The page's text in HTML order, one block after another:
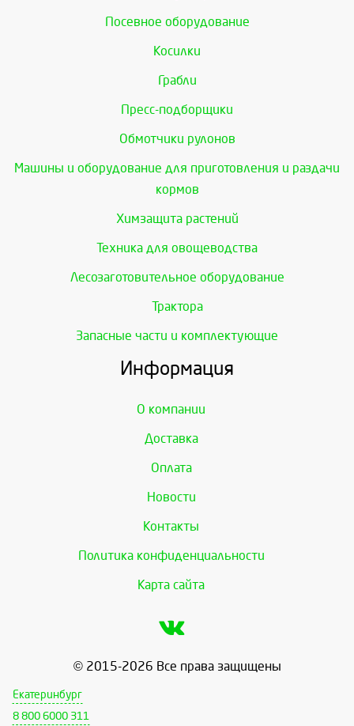
Посевное оборудование
Косилки
Грабли
Пресс-подборщики
Обмотчики рулонов
Машины и оборудование для приготовления и раздачи
кормов
Химзащита растений
Техника для овощеводства
Лесозаготовительное оборудование
Трактора
Запасные части и комплектующие
Информация
О компании
Доставка
Оплата
Новости
Контакты
Политика конфиденциальности
Карта сайта
© 2015-2026 Все права защищены
Екатеринбург
8 800 6000 311